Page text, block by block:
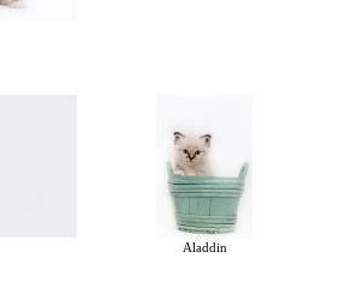
Aladdin